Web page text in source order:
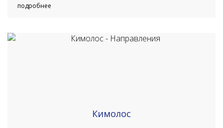
подробнее
Кимолос